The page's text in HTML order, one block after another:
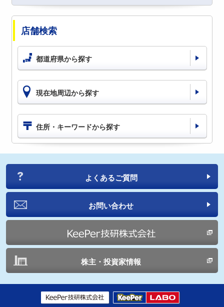
店舗検索
都道府県から探す
現在地周辺から探す
住所・キーワードから探す
よくあるご質問
お問い合わせ
株主・投資家情報